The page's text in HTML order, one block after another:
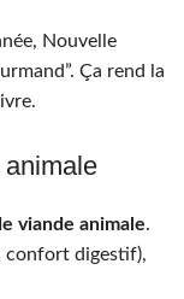
Nouvelle
Ça rend la
viande animale.
confort digestif),